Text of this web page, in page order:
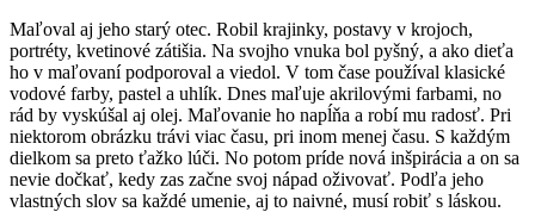
Maľoval aj jeho starý otec. Robil krajinky, postavy v krojoch,
portréty, kvetinové zátišia. Na svojho vnuka bol pyšný, a ako dieťa
ho v maľovaní podporoval a viedol. V tom čase používal klasické
vodové farby, pastel a uhlík. Dnes maľuje akrilovými farbami, no
rád by vyskúšal aj olej. Maľovanie ho napĺňa a robí mu radosť. Pri
niektorom obrázku trávi viac času, pri inom menej času. S každým
dielkom sa preto ťažko lúči. No potom príde nová inšpirácia a on sa
nevie dočkať, kedy zas začne svoj nápad oživovať. Podľa jeho
vlastných slov sa každé umenie, aj to naivné, musí robiť s láskou.